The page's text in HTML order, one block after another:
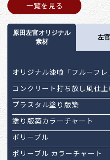
一覧を見る
原田左官オリジナル
素材
左
オリジナル漆喰「フルーフレ」
コンクリート打ち放し風仕
プラスタル塗り版築
塗り版築カラーチャート
ポリーブル
ポリーブル カラーチャート